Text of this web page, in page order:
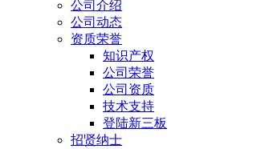
公司介绍
公司动态
资质荣誉
知识产权
公司荣誉
公司资质
技术支持
登陆新三板
招贤纳士